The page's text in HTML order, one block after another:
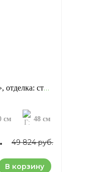
Комод «KTB22», отделка: старение (сосна)
см 48 см
49 824 руб.
В корзину